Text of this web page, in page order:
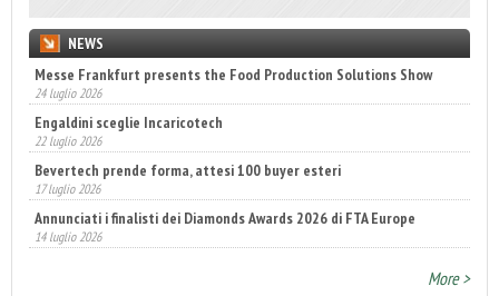
NEWS
Messe Frankfurt presents the Food Production Solutions Show
24 luglio 2026
Engaldini sceglie Incaricotech
22 luglio 2026
Bevertech prende forma, attesi 100 buyer esteri
17 luglio 2026
Annunciati i finalisti dei Diamonds Awards 2026 di FTA Europe
14 luglio 2026
More >